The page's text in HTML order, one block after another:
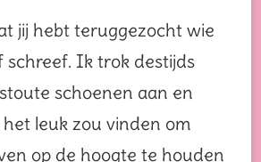
jij hebt teruggezocht wie
schreef. Ik trok destijds
schoenen aan en
leuk zou vinden om
op de hoogte te houden